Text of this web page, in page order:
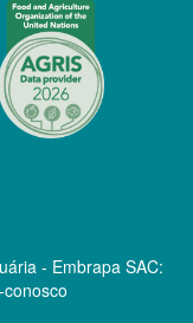
- Embrapa SAC: